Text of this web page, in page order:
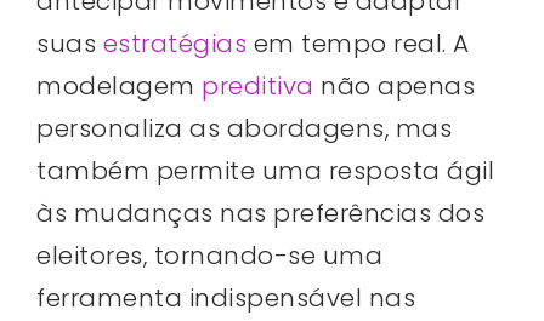
suas estratégias em tempo real. A
modelagem preditiva não apenas
personaliza as abordagens, mas
também permite uma resposta ágil
às mudanças nas preferências dos
eleitores, tornando-se uma
ferramenta indispensável nas